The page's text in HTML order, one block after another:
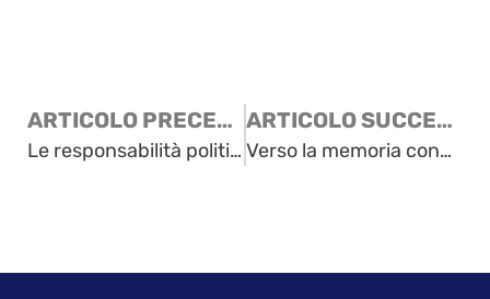
ARTICOLO PRECEDENTE
Le responsabilità politiche
ARTICOLO SUCCESSIVO
Verso la memoria condivisa